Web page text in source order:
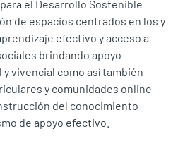
el Desarrollo Sostenible
de espacios centrados en los y
efectivo y acceso a
brindando apoyo
vivencial como así también
y comunidades online
del conocimiento
de apoyo efectivo.